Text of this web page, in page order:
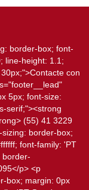
border-box; font-
line-height: 1.1;
con
5px; font-size:
serif;"><strong
(55) 41 3229
border-box;
font-family: 'PT
border-
p> <p
box; margin: 0px